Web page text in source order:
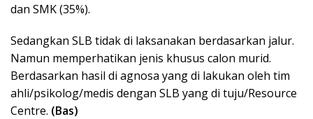
dan SMK (35%).
Sedangkan SLB tidak di laksanakan berdasarkan jalur.
Namun memperhatikan jenis khusus calon murid.
Berdasarkan hasil di agnosa yang di lakukan oleh tim
ahli/psikolog/medis dengan SLB yang di tuju/Resource
Centre. (Bas)